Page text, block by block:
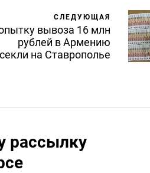
СЛЕДУЮЩАЯ
вывоза 16 млн
рублей в Армению
на Ставрополье
рассылку